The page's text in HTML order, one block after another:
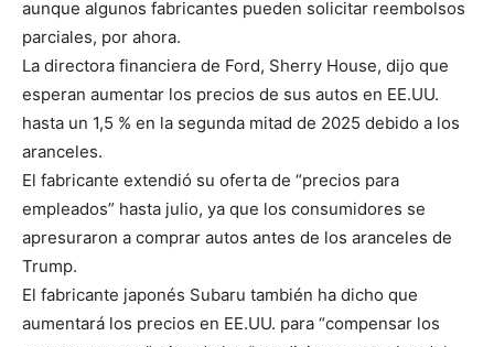
aunque algunos fabricantes pueden solicitar reembolsos
parciales, por ahora.
La directora financiera de Ford, Sherry House, dijo que
esperan aumentar los precios de sus autos en EE.UU.
hasta un 1,5 % en la segunda mitad de 2025 debido a los
aranceles.
El fabricante extendió su oferta de “precios para
empleados” hasta julio, ya que los consumidores se
apresuraron a comprar autos antes de los aranceles de
Trump.
El fabricante japonés Subaru también ha dicho que
aumentará los precios en EE.UU. para “compensar los